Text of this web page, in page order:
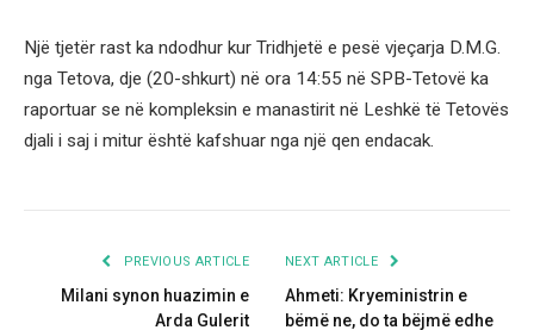
Një tjetër rast ka ndodhur kur Tridhjetë e pesë vjeçarja D.M.G.
nga Tetova, dje (20-shkurt) në ora 14:55 në SPB-Tetovë ka
raportuar se në kompleksin e manastirit në Leshkë të Tetovës
djali i saj i mitur është kafshuar nga një qen endacak.
PREVIOUS ARTICLE
Milani synon huazimin e
Arda Gulerit
NEXT ARTICLE
Ahmeti: Kryeministrin e
bëmë ne, do ta bëjmë edhe